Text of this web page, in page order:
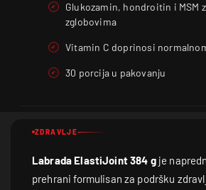
Glukozamin, hondroitin i MSM
zglobovima
Vitamin C doprinosi
30 porcija u pakovanju
ZDRAVLJE
Labrada ElastiJoint 384 gje
prehrani formulisan za podršku